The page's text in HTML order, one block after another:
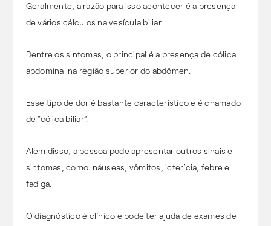
Geralmente, a razão para isso acontecer é a presença
de vários cálculos na vesícula biliar.
Dentre os sintomas, o principal é a presença de cólica
abdominal na região superior do abdômen.
Esse tipo de dor é bastante característico e é chamado
de “cólica biliar”.
Alem disso, a pessoa pode apresentar outros sinais e
sintomas, como: náuseas, vômitos, icterícia, febre e
fadiga.
O diagnóstico é clínico e pode ter ajuda de exames de